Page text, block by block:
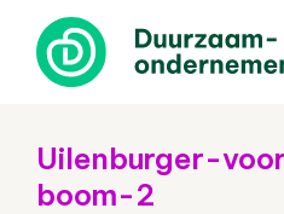
Uilenburger-
boom-2